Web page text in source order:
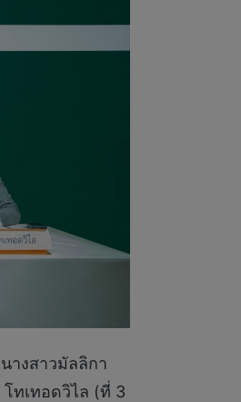
างสาวมัลลิกา
ทเทอดวิไล (ที่ 3